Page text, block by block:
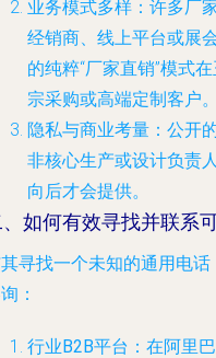
业务模式多样 ：许多厂
经销商、线上平台或展
的纯粹“厂家直销”模式
宗采购或高端定制客户。
隐私与商业考量 ：公开
非核心生产或设计负责
向后才会提供。
如何有效寻找并联系
寻找一个未知的通用电
：
行业B2B平台 ：在阿里